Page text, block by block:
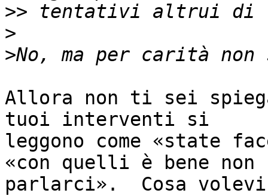
>>
>
>
Allora non ti sei
tuoi interventi si
leggono come «state
«con quelli è bene non
parlarci».  Cosa